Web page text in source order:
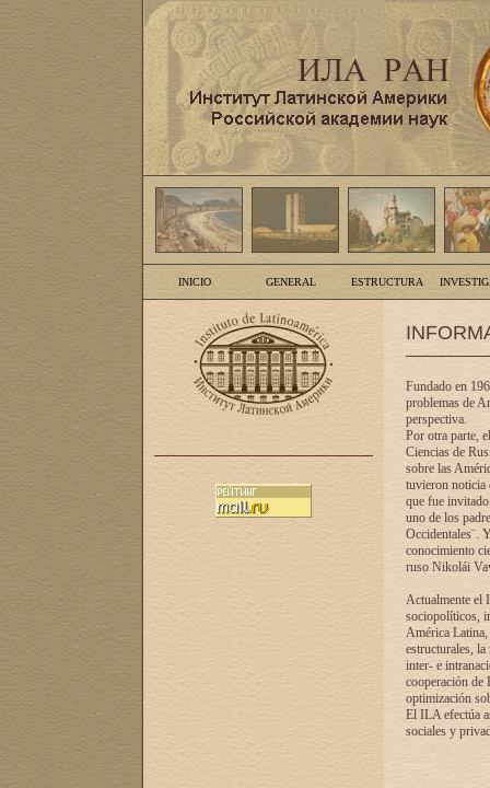
INICIO GENERAL ESTRUCTURA
Fundado en
problemas de
perspectiva.
Por otra parte,
Ciencias de
sobre las
tuvieron noticia
que fue
uno de los
Occidentales¨.
conocimiento
ruso Nikolái
Actualmente el
sociopolíticos,
América Latina,
estructurales,
inter- e
cooperación de
optimización
El ILA efectúa
sociales y